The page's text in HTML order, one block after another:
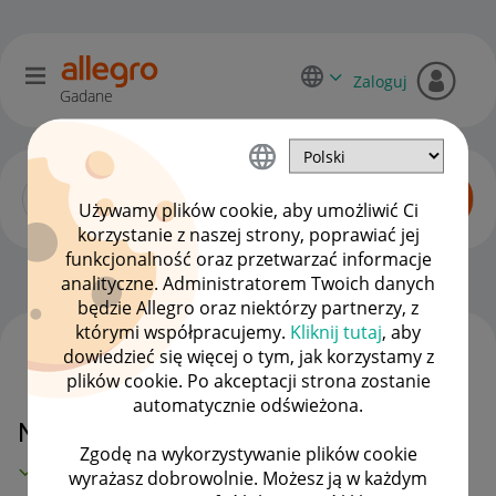
Używamy plików cookie, aby umożliwić Ci
korzystanie z naszej strony, poprawiać jej
funkcjonalność oraz przetwarzać informacje
analityczne. Administratorem Twoich danych
będzie Allegro oraz niektórzy partnerzy, z
którymi współpracujemy. Kliknij tutaj, aby
dowiedzieć się więcej o tym, jak korzystamy z
plików cookie. Po akceptacji strona zostanie
automatycznie odświeżona.
Zgodę na wykorzystywanie plików cookie
wyrażasz dobrowolnie. Możesz ją w każdym
Gadane
Zaloguj
Allegro Pay OPCJE
Nie otrzymałam paczki .
MAMY ROZWIĄZANIE!
WSZYSTKIE TEMATY